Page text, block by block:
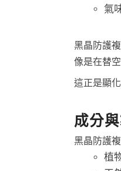
氣
黑晶防護複
像是在替
這正是顯
成分
黑晶防護
植